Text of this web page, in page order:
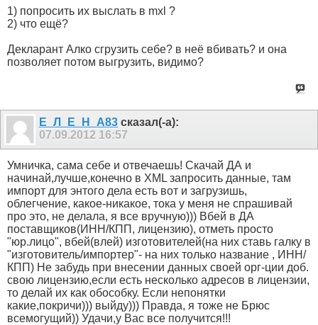
1) попросить их выслать в mxl ?
2) что ещё?
Декларант Алко сгрузить себе? в неё вбивать? и она
позволяет потом выгрузить, видимо?
Е_Л_Е_Н_А83 сказал(-а):
07.09.2012 16:57
Умничка, сама себе и отвечаешь! Скачай ДА и
начинай,лучше,конечно в XML запросить данные, там
импорт для энтого дела есть вот и загрузишь,
облегчение, какое-никакое, тока у меня не спрашивай
про это, не делала, я все вручную))) Вбей в ДА
поставщиков(ИНН/КПП, лицензию), отметь просто
"юр.лицо", вбей(влей) изготовителей(на них ставь галку в
"изготовитель/импортер"- на них только название , ИНН/
КПП) Не забудь при внесении данных своей орг-ции доб.
свою лицензию,если есть несколько адресов в лицензии,
то делай их как обособку. Если непонятки
какие,покричи))) выйду))) Правда, я тоже не Брюс
всемогущий)) Удачи,у Вас все получится!!!